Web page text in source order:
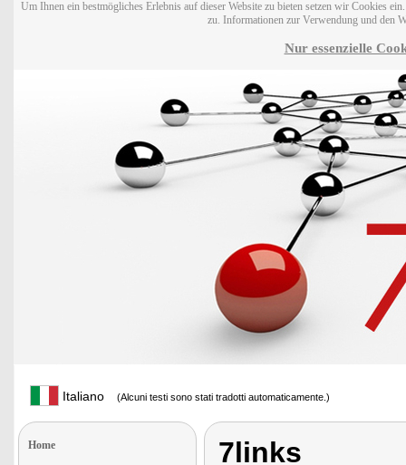
Um Ihnen ein bestmögliches Erlebnis auf dieser Website zu bieten setzen wir Cookies
zu. Informationen zur Verwendung und den
Nur essenzielle
Italiano (Alcuni testi sono stati tradotti automaticamente.)
Home 7links